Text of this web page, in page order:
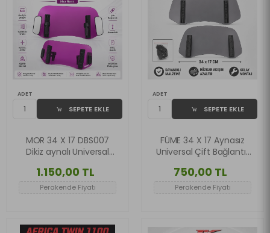
ADET
SEPETE EKLE
MOR 34 X 17 DBS007
Dikiz aynalı Universal
Deflektör
1.150,00 TL
Perakende Fiyatı
ADET
SEPETE EKLE
FÜME 34 X 17 Aynasız
Universal Çift Bağlantılı
750,00 TL
Perakende Fiyatı